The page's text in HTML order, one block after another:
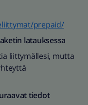
prepaid/
latauksessa
liittymällesi, mutta
tiedot